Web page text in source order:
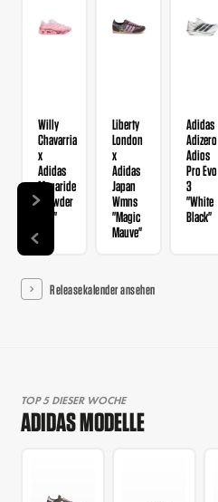
Willy
Chavarria
x
Adidas
Megaride
"Powder
Red"
Liberty
London
x
Adidas
Japan
Wmns
"Magic
Mauve"
Adidas
Adizero
Adios
Pro Evo
3
"White
Black"
Releasekalender ansehen
TOP 5 DIESER WOCHE
ADIDAS MODELLE